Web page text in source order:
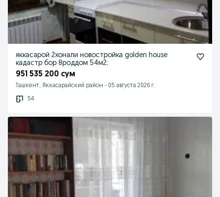
яккасарой 2хонали новостройка golden house
кадастр бор 8роддом 54м2;
951 535 200 сум
Ташкент, Яккасарайский район - 05 августа 2026 г.
54